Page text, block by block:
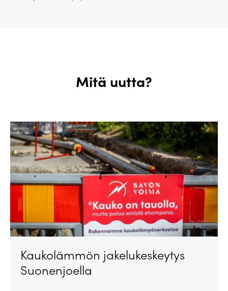
Mitä uutta?
Kaukolämmön jakelukeskeytys
Suonenjoella